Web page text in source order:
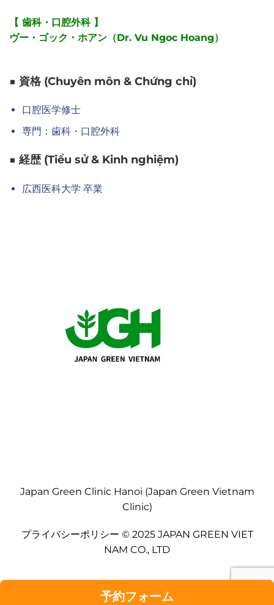
【 歯科・口腔外科 】
ヴー・ゴック・ホアン（Dr. Vu Ngoc Hoang）
■ 資格 (Chuyên môn & Chứng chỉ)
口腔医学修士
専門：歯科・口腔外科
■ 経歴 (Tiểu sử & Kinh nghiệm)
広西医科大学 卒業
Japan Green Clinic Hanoi (Japan Green Vietnam
Clinic)
プライバシーポリシー © 2025 JAPAN GREEN VIET
NAM CO., LTD
予約フォーム